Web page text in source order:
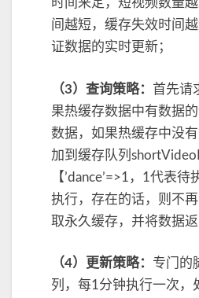
时间来定，短视频数量
间越短，缓存失效时间
证数据的实时更新；
（3）查询策略： 首先请
果热缓存数据中有数据
数据，如果热缓存中没
加到缓存队列
【’dance’=>1，1代表
执行，存在的话，则不
取永久缓存，并将数据返
（4）更新策略： 专门的
列，每1分钟执行一次，